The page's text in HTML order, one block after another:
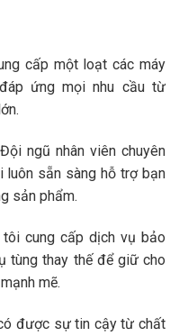
cấp một loạt các máy
ứng mọi nhu cầu từ
ngũ nhân viên chuyên
luôn sẵn sàng hỗ trợ bạn
sản phẩm.
tôi cung cấp dịch vụ bảo
tùng thay thế để giữ cho
mẽ.
được sự tin cậy từ chất